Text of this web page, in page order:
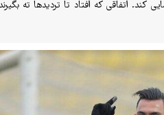
کند. اتفاقی که افتاد تا تردیدها ته